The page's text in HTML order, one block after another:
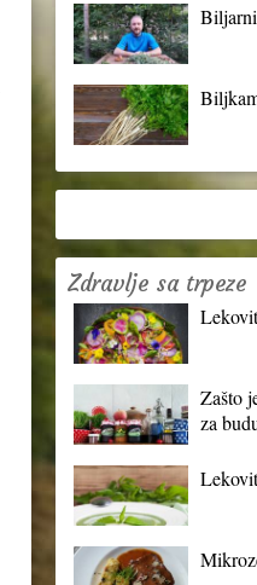
Zdravlje sa trpeze
Zašto
za